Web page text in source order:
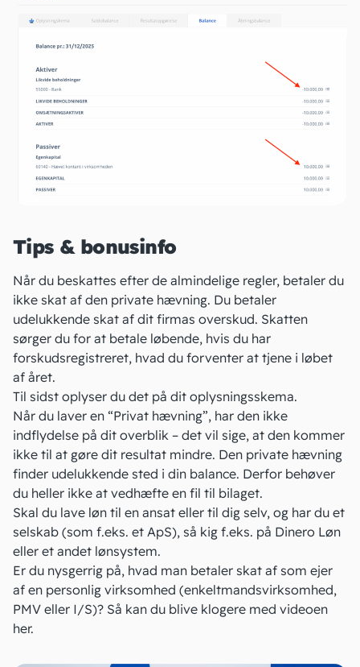
Tips & bonusinfo
Når du beskattes efter de almindelige regler, betaler du
ikke skat af den private hævning. Du betaler
udelukkende skat af dit firmas overskud. Skatten
sørger du for at betale løbende, hvis du har
forskudsregistreret, hvad du forventer at tjene i løbet
af året.
Til sidst oplyser du det på dit oplysningsskema.
Når du laver en “Privat hævning”, har den ikke
indflydelse på dit overblik – det vil sige, at den kommer
ikke til at gøre dit resultat mindre. Den private hævning
finder udelukkende sted i din balance. Derfor behøver
du heller ikke at vedhæfte en fil til bilaget.
Skal du lave løn til en ansat eller til dig selv, og har du et
selskab (som f.eks. et ApS), så kig f.eks. på Dinero Løn
eller et andet lønsystem.
Er du nysgerrig på, hvad man betaler skat af som ejer
af en personlig virksomhed (enkeltmandsvirksomhed,
PMV eller I/S)? Så kan du blive klogere med videoen
her.